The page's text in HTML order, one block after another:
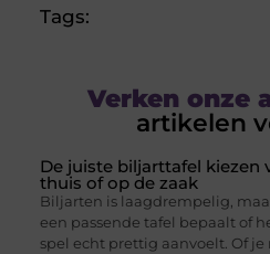
Tags:
Verken onze
artikelen
De juiste biljarttafel kiezen
thuis of op de zaak
Biljarten is laagdrempelig,
een passende tafel bepaalt of
spel echt prettig aanvoelt. Of je